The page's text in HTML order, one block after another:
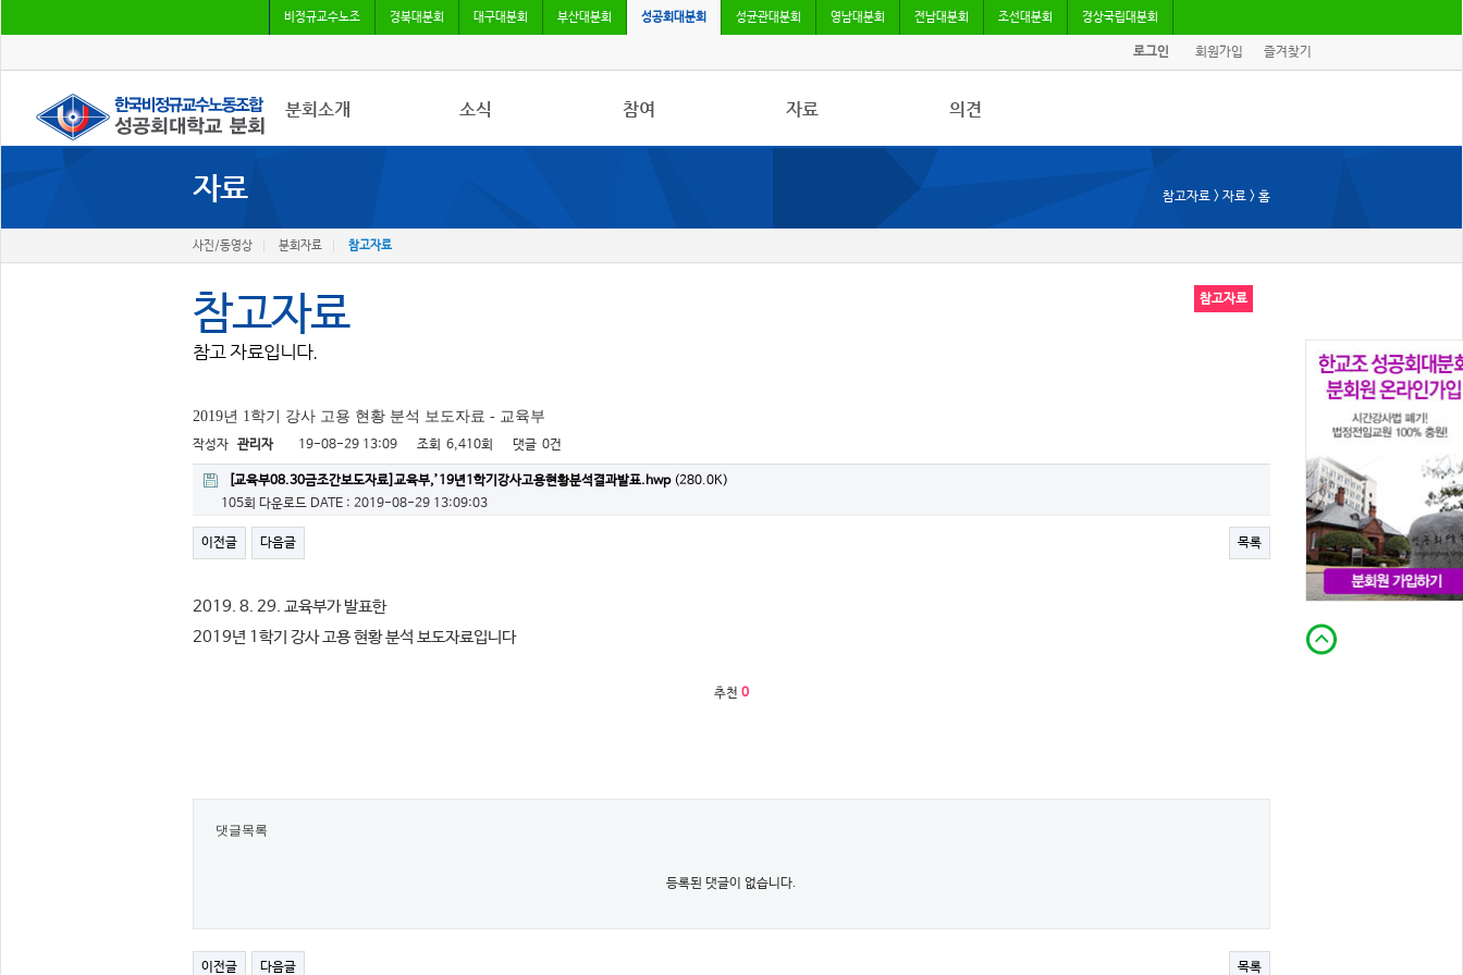
비정규교수노조 경북대분회 대구대분회 부산대분회 성공회대분회 성균관대분회 영남대분회 전남대분회 조선대분회 경상국립대분회
로그인 회원가입 즐겨찾기
분회소개
조합원가입
소식 참여 자료 의견
자료 참고자료 > 자료 > 홈
사진/동영상 분회자료 참고자료
참고자료
참고 자료입니다.
참고자료
2019년 1학기 강사 고용 현황 분석 보도자료 - 교육부
작성자 관리자 19-08-29 13:09 조회 6,410회 댓글 0건
[교육부08.30금조간보도자료]교육부,’19년1학기강사고용현황분석결과발표.hwp(280.0K)
105회 다운로드 DATE : 2019-08-29 13:09:03
이전글 다음글 목록
2019. 8. 29. 교육부가 발표한
2019년 1학기 강사 고용 현황 분석 보도자료입니다
추천 0
댓글목록
등록된 댓글이 없습니다.
이전글 다음글 목록